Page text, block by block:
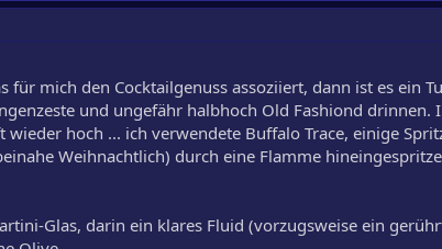
für mich den Cocktailgenuss assoziiert, dann ist es ein
und ungefähr halbhoch Old Fashiond drinnen.
hoch ... ich verwendete Buffalo Trace, einige
Weihnachtlich) durch eine Flamme
Glas, darin ein klares Fluid (vorzugsweise ein